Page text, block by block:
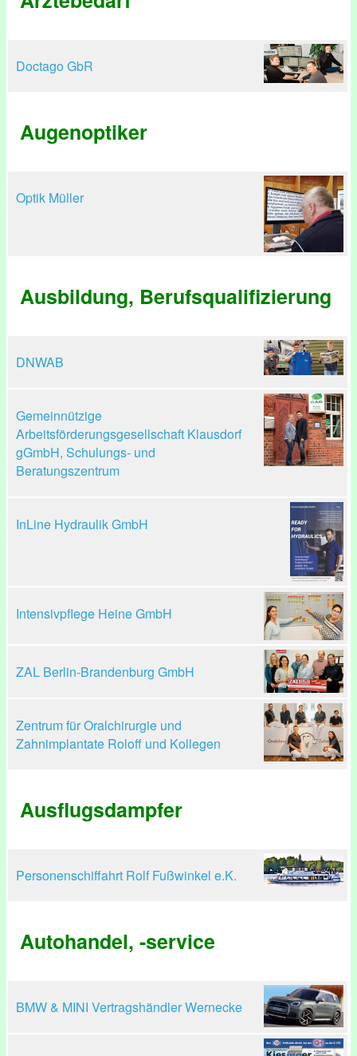
Doctago GbR
Augenoptiker
Optik Müller
Ausbildung, Berufsqualifizierung
DNWAB
Gemeinnützige
Arbeitsförderungsgesellschaft Klausdorf
gGmbH, Schulungs- und
Beratungszentrum
InLine Hydraulik GmbH
Intensivpflege Heine GmbH
ZAL Berlin-Brandenburg GmbH
Zentrum für Oralchirurgie und
Zahnimplantate Roloff und Kollegen
Ausflugsdampfer
Personenschiffahrt Rolf Fußwinkel e.K.
Autohandel, -service
BMW & MINI Vertragshändler Wernecke